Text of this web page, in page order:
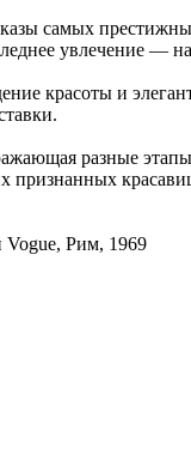
самых
увлечение —
красоты и
разные
Рим, 1969